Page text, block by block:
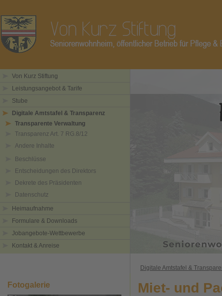
Von Kurz Stiftung
Leistungsangebot & Tarife
Stube
Digitale Amtstafel & Transparenz
Transparente Verwaltung
Transparenz Art. 7 RG.8/12
Andere Inhalte
Beschlüsse
Entscheidungen des Direktors
Dekrete des Präsidenten
Datenschutz
Heimaufnahme
Formulare & Downloads
Jobangebote-Wettbewerbe
Kontakt & Anreise
Digitale Amtstafel &
Fotogalerie Miet- und